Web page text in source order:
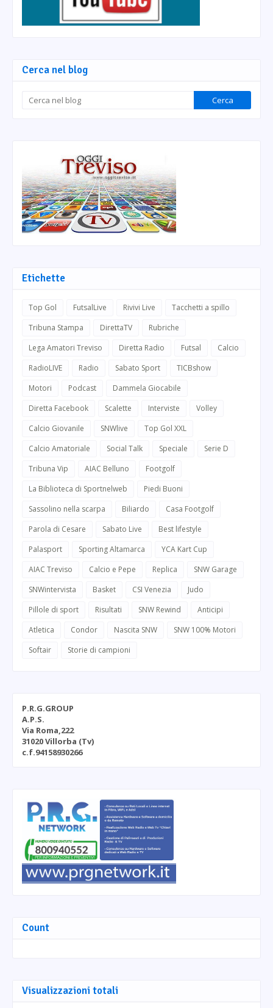
Cerca nel blog
Etichette
Top Gol FutsalLive Rivivi Live
Tacchetti a spillo
Tribuna Stampa
DirettaTV
Rubriche
Lega Amatori Treviso
Diretta Radio Futsal
Calcio
RadioLIVE
Radio Sabato Sport
TICBshow
Motori
Podcast
Dammela Giocabile
Diretta Facebook
Scalette Interviste
Volley
Calcio Giovanile
SNWlive
Top Gol XXL
Calcio Amatoriale
Social Talk Speciale
Serie D
Tribuna Vip
AIAC Belluno
Footgolf
La Biblioteca di Sportnelweb
Piedi Buoni
Sassolino nella scarpa
Biliardo
Casa Footgolf
Parola di Cesare
Sabato Live
Best lifestyle
Palasport
Sporting Altamarca
YCA Kart Cup
AIAC Treviso
Calcio e Pepe Replica
SNW Garage
SNWintervista
Basket CSI Venezia
Judo
Pillole di sport
Risultati SNW Rewind
Anticipi
Atletica
Condor Nascita SNW
SNW 100% Motori
Softair
Storie di campioni
P.R.G.GROUP
A.P.S.
Via Roma,222
31020 Villorba (Tv)
c.f.94158930266
Count
Visualizzazioni totali